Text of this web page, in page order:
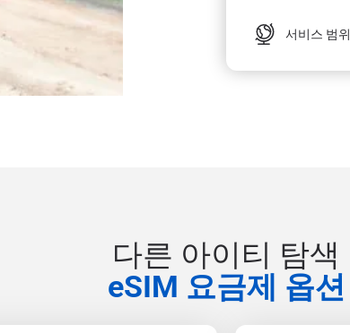
서비스 범위
다른 아이티 탐색
eSIM 요금제 옵션